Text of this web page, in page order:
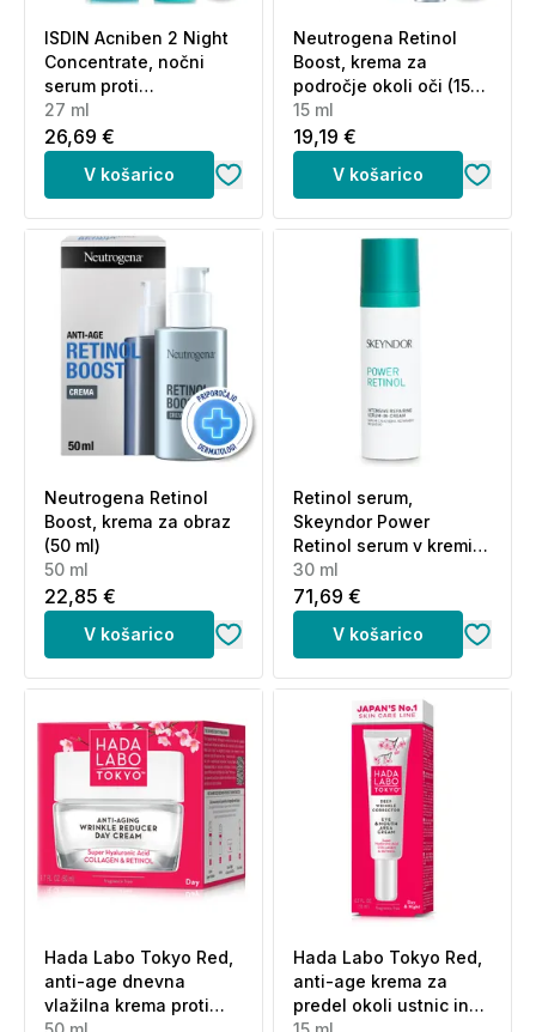
ISDIN Acniben 2 Night
Concentrate, nočni
serum proti
nepravilnostim (27 ml)
27 ml
26,69 €
V košarico
Neutrogena Retinol
Boost, krema za
področje okoli oči (15
ml)
15 ml
19,19 €
V košarico
Neutrogena Retinol
Boost, krema za obraz
(50 ml)
50 ml
22,85 €
V košarico
Retinol serum,
Skeyndor Power
Retinol serum v kremi
(30ml)
30 ml
71,69 €
V košarico
Hada Labo Tokyo Red,
anti-age dnevna
vlažilna krema proti
Hada Labo Tokyo Red,
anti-age krema za
predel okoli ustnic in